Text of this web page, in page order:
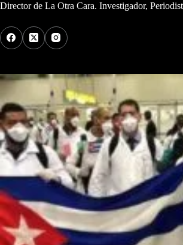
Director de La Otra Cara. Investigador,